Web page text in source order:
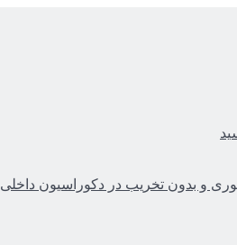
و بدون تخریب در دکوراسیون داخلی